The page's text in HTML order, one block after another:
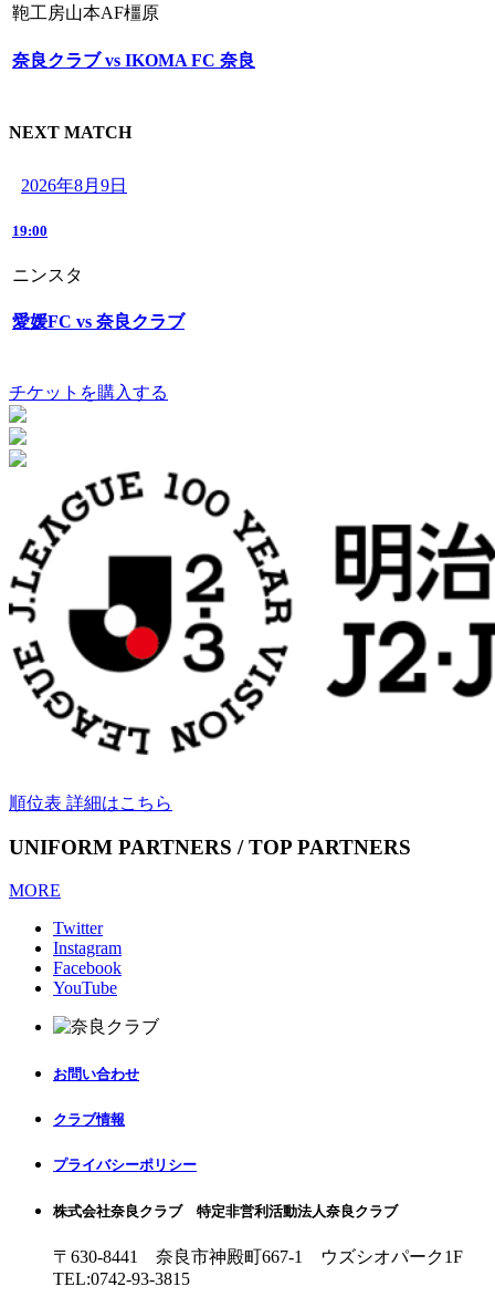
鞄工房山本AF橿原
奈良クラブ vs IKOMA FC 奈良
NEXT MATCH
2026年8月9日
19:00
ニンスタ
愛媛FC vs 奈良クラブ
チケットを購入する
順位表 詳細はこちら
UNIFORM PARTNERS / TOP PARTNERS
MORE
Twitter
Instagram
Facebook
YouTube
お問い合わせ
クラブ情報
プライバシーポリシー
株式会社奈良クラブ 特定非営利活動法人奈良クラブ
〒630-8441 奈良市神殿町667-1
ウズシオパーク1F
TEL:0742-93-3815